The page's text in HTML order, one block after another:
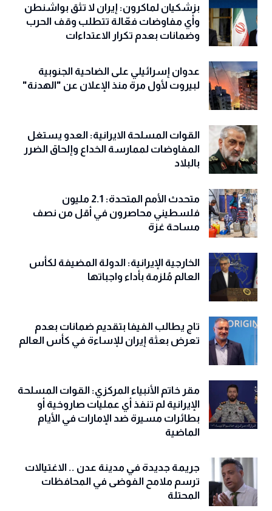
بزشكيان لماكرون: إيران لا تثق بواشنطن
وأي مفاوضات فعّالة تتطلب وقف الحرب
وضمانات بعدم تكرار الاعتداءات
عدوان إسرائيلي على الضاحية الجنوبية
لبيروت لأول مرة منذ الإعلان عن "الهدنة"
القوات المسلحة الايرانية: العدو يستغل
المفاوضات لممارسة الخداع وإلحاق الضرر
بالبلاد
متحدث الأمم المتحدة: 2.1 مليون
فلسطيني محاصرون في أقل من نصف
مساحة غزة
الخارجية الإيرانية: الدولة المضيفة لكأس
العالم مُلزمة بأداء واجباتها
تاج يطالب الفيفا بتقديم ضمانات بعدم
تعرض بعثة إيران للإساءة في كأس العالم
مقر خاتم الأنبياء المركزي: القوات المسلحة
الإيرانية لم تنفذ أي عمليات صاروخية أو
بطائرات مسيرة ضد الإمارات في الأيام
الماضية
جريمة جديدة في مدينة عدن .. الاغتيالات
ترسم ملامح الفوضى في المحافظات
المحتلة